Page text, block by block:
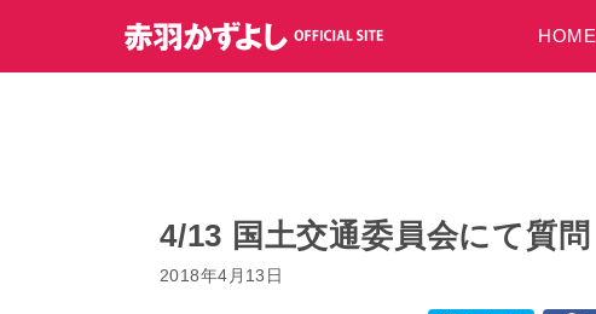
テ
HOME
4/13 国土交通委員会にて質問
2018年4月13日